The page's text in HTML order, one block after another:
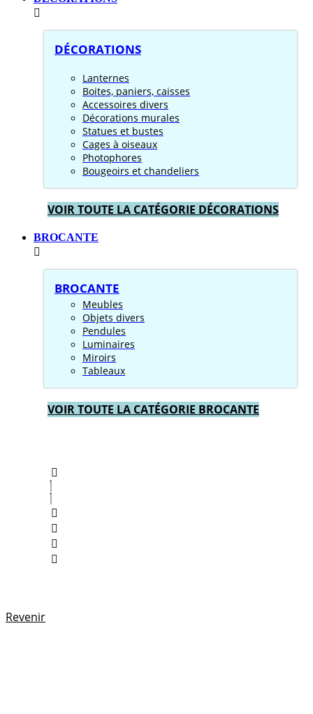
DÉCORATIONS
Lanternes
Boites, paniers, caisses
Accessoires divers
Décorations murales
Statues et bustes
Cages à oiseaux
Photophores
Bougeoirs et chandeliers
VOIR TOUTE LA CATÉGORIE DÉCORATIONS
BROCANTE
BROCANTE
Meubles
Objets divers
Pendules
Luminaires
Miroirs
Tableaux
VOIR TOUTE LA CATÉGORIE BROCANTE
Revenir